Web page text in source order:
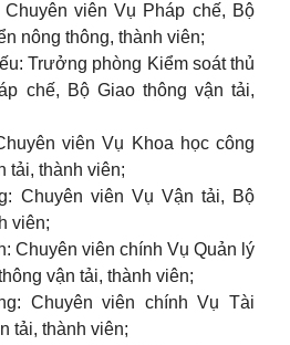
viên Vụ Pháp chế, Bộ
nông thông, thành viên;
Trưởng phòng Kiểm soát thủ
chế, Bộ Giao thông vận tải,
viên Vụ Khoa học công
tải, thành viên;
Chuyên viên Vụ Vận tải, Bộ
viên;
Chuyên viên chính Vụ Quản lý
vận tải, thành viên;
Chuyên viên chính Vụ Tài
tải, thành viên;